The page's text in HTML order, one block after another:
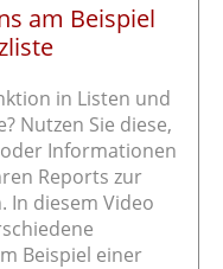
am Beispiel
in Listen und
Nutzen Sie diese,
Informationen
Reports zur
In diesem Video
Beispiel einer